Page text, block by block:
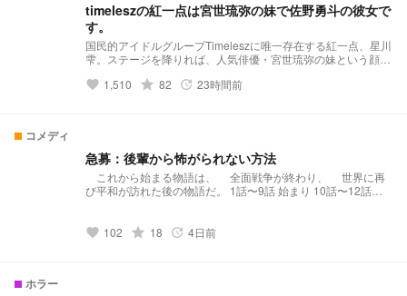
timeleszの紅一点は宮世琉弥の妹で佐野勇斗の彼女で
す。
国民的アイドルグループTimeleszに唯一存在する紅一点、星川
雫。ステージを降りれば、人気俳優・宮世琉弥の妹という顔を
り、今をときめく人気俳優でもある佐野勇斗との、決して誰に
てアイドルとしての重圧。複雑に絡み合う運命の糸の中、雫は
数々の困難に立ち向かう。これは、数々の秘密を抱えながら
も、輝かしい夢を追い求め、ひたむきに生きる少女の、涙と勇
気に満ちた青春ラブストーリー。
favorite 1,510 grade 82 update 23時間前
コメディ
急募：後輩から怖がられない方法
これから始まる物語は、 全面戦争が終わり、 世界に再
び平和が訪れた後の物語だ。 1話〜9話 始まり 10話〜12話
化祭編
favorite 102 grade 18 update 4日前
ホラー